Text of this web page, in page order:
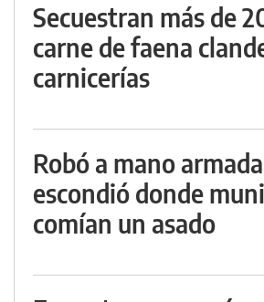
Secuestran más de
carne de faena
carnicerías
Robó a mano
escondió donde
comían un asado